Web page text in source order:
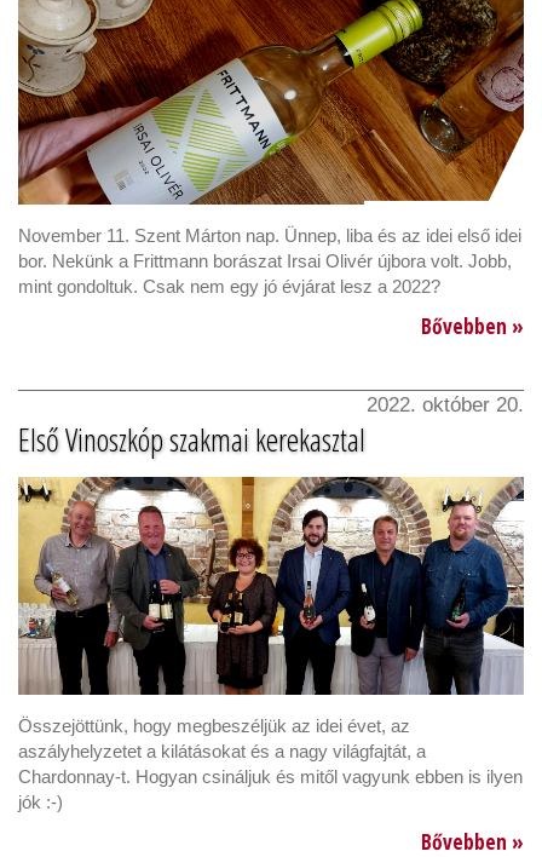
November 11. Szent Márton nap. Ünnep, liba és az idei első idei
bor. Nekünk a Frittmann borászat Irsai Olivér újbora volt. Jobb,
mint gondoltuk. Csak nem egy jó évjárat lesz a 2022?
Bővebben »
2022. október 20.
Első Vinoszkóp szakmai kerekasztal
Összejöttünk, hogy megbeszéljük az idei évet, az
aszályhelyzetet a kilátásokat és a nagy világfajtát, a
Chardonnay-t. Hogyan csináljuk és mitől vagyunk ebben is ilyen
jók :-)
Bővebben »